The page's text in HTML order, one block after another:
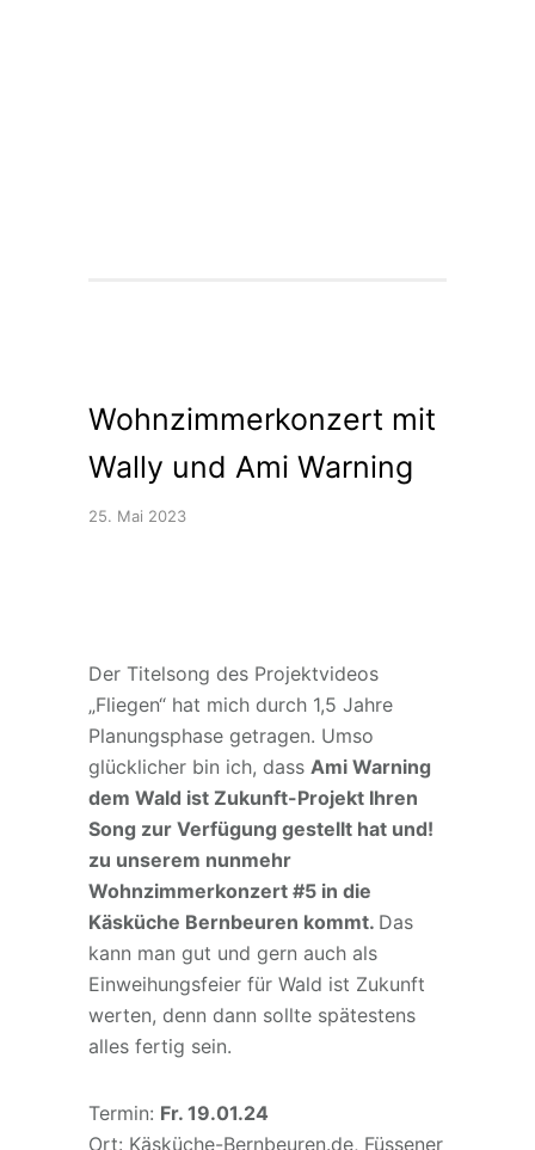
Wohnzimmerkonzert mit
Wally und Ami Warning
25. Mai 2023
Der Titelsong des Projektvideos
„Fliegen“ hat mich durch 1,5 Jahre
Planungsphase getragen. Umso
glücklicher bin ich, dass Ami Warning
dem Wald ist Zukunft-Projekt Ihren
Song zur Verfügung gestellt hat und!
zu unserem nunmehr
Wohnzimmerkonzert #5 in die
Käsküche Bernbeuren kommt. Das
kann man gut und gern auch als
Einweihungsfeier für Wald ist Zukunft
werten, denn dann sollte spätestens
alles fertig sein.
Termin: Fr. 19.01.24
Ort: Käsküche-Bernbeuren.de, Füssener